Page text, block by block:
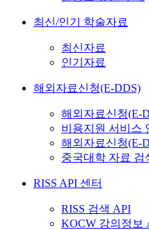
최신/인기 학술자료
최신자료
인기자료
해외자료신청(E-DDS)
해외자료신청(E-
비용지원 서비스
해외자료신청(E-
중국대학 자료 검
RISS API 센터
RISS 검색 API
KOCW 강의정보